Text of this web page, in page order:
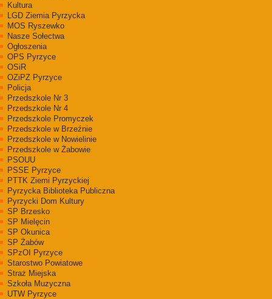
Kultura
LGD Ziemia Pyrzycka
MOS Ryszewko
Nasze Sołectwa
Ogłoszenia
OPS Pyrzyce
OSiR
OZiPZ Pyrzyce
Policja
Przedszkole Nr 3
Przedszkole Nr 4
Przedszkole Promyczek
Przedszkole w Brzeźnie
Przedszkole w Nowielinie
Przedszkole w Żabowie
PSOUU
PSSE Pyrzyce
PTTK Ziemi Pyrzyckiej
Pyrzycka Biblioteka Publiczna
Pyrzycki Dom Kultury
SP Brzesko
SP Mielęcin
SP Okunica
SP Żabów
SPzOI Pyrzyce
Starostwo Powiatowe
Straż Miejska
Szkoła Muzyczna
UTW Pyrzyce